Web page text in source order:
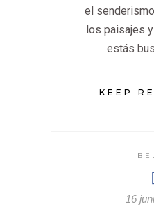
el
los paisajes
estás
KEEP
16